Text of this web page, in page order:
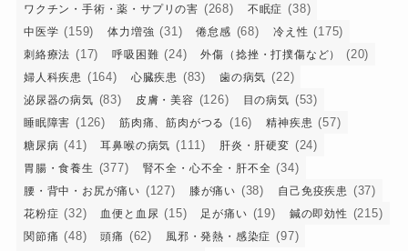
ワクチン・手術・薬・サプリの害 (268) 不眠症 (38)
中医学 (159) 体力増強 (31) 倦怠感 (68) 冷え性 (175)
刺絡療法 (17) 呼吸困難 (24) 外傷（捻挫・打撲傷など） (20)
婦人科疾患 (164) 心臓疾患 (83) 歯の病気 (22)
泌尿器の病気 (83) 皮膚・美容 (126) 目の病気 (53)
睡眠障害 (126) 筋肉痛、筋肉がつる (16) 精神疾患 (57)
糖尿病 (41) 耳鼻喉の病気 (111) 肝炎・肝硬変 (24)
胃腸・食養生 (377) 腎不全・心不全・肝不全 (34)
腰・背中・お尻が痛い (127) 膝が痛い (38) 自己免疫疾患 (37)
花粉症 (32) 血便と血尿 (15) 足が痛い (19) 鍼の即効性 (215)
関節痛 (48) 頭痛 (62) 風邪・発熱・感染症 (97)